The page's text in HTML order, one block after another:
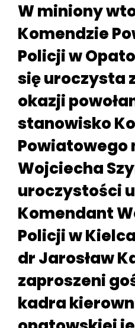
W miniony
Komendzie
Policji w
się uroczysta
okazji
stanowisko
Powiatowego
Wojciecha
uroczystości
Komendant
Policji w
dr Jarosław
zaproszeni
kadra